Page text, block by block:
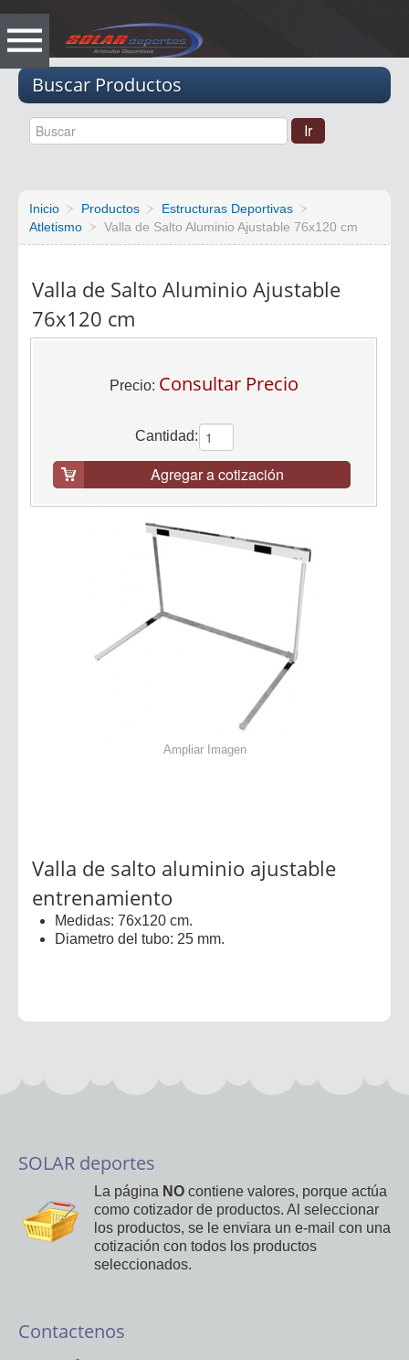
Buscar Productos
Inicio Productos
Estructuras Deportivas
Atletismo
Valla de Salto Aluminio Ajustable 76x120 cm
Valla de Salto Aluminio Ajustable
76x120 cm
Precio: Consultar Precio
Cantidad:
Agregar a cotización
Ampliar Imagen
Valla de salto aluminio ajustable
entrenamiento
Medidas: 76x120 cm.
Diametro del tubo: 25 mm.
SOLAR deportes
La página NO contiene valores, porque actúa
como cotizador de productos. Al seleccionar
los productos, se le enviara un e-mail con una
cotización con todos los productos
seleccionados.
Contactenos